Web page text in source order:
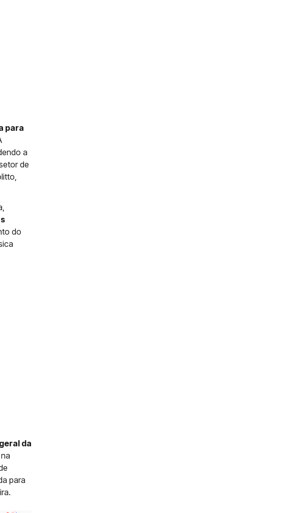
para
a
de
do
da
para